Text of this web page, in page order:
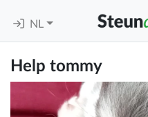
NL
Help tommy